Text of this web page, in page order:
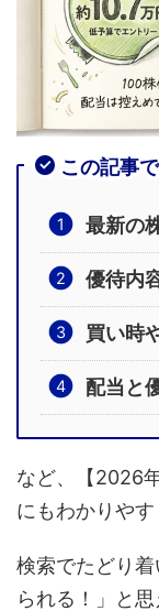
この記事で
最新の
優待内
買い時
配当と
など、【2026
にもわかりや
検索でたどり
られる！」と